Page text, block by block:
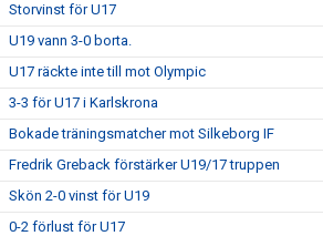
Storvinst för U17
U19 vann 3-0 borta.
U17 räckte inte till mot Olympic
3-3 för U17 i Karlskrona
Bokade träningsmatcher mot Silkeborg IF
Fredrik Greback förstärker U19/17 truppen
Skön 2-0 vinst för U19
0-2 förlust för U17